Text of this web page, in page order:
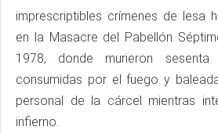
imprescriptibles crímenes de lesa
en la Masacre del Pabellón
1978, donde murieron
consumidas por el fuego y
personal de la cárcel mientras
infierno.